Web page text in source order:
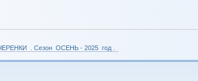
: ЧЕРЕНКИ . Сезон ОСЕНЬ - 2025 год .